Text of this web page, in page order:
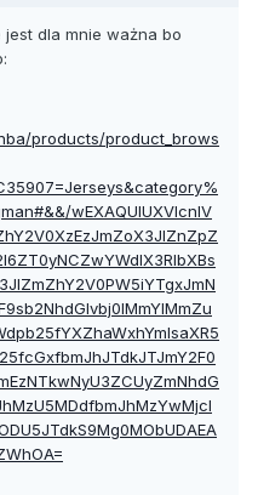
jest dla mnie ważna bo
products/product_brows
wEXAQUIUXVlcnlV